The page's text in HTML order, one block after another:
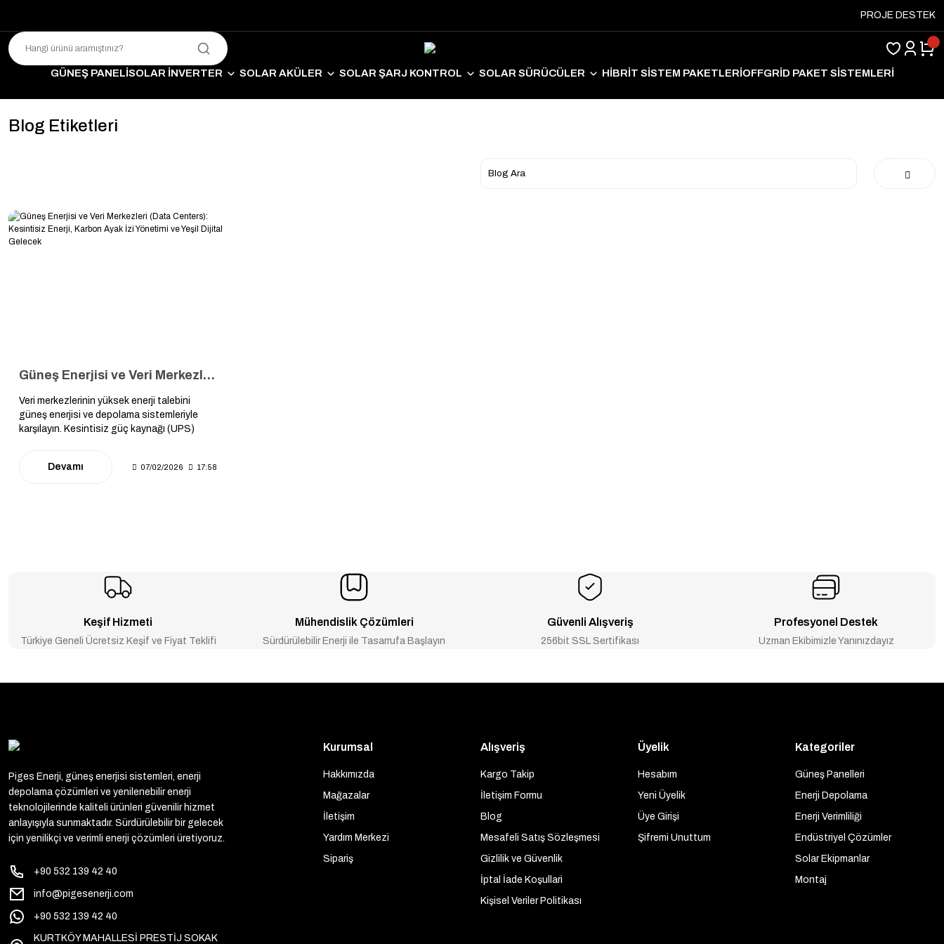
PROJE DESTEK
GÜNEŞ PANELİSOLAR İNVERTER SOLAR AKÜLER SOLAR ŞARJ KONTROL SOLAR SÜRÜCÜLER HİBRİT SİSTEM PAKETLERİOFFGRİD PAKET SİSTEMLERİ
Blog Etiketleri
Güneş Enerjisi ve Veri Merkezleri (Data Centers): Kesintisiz Enerji, Karbon Ayak İzi Yönetimi ve Yeşil Dijital Gelecek
Veri merkezlerinin yüksek enerji talebini
güneş enerjisi ve depolama sistemleriyle
karşılayın. Kesintisiz güç kaynağı (UPS)
rehberi.Devamı 07/02/2026 17:58
Keşif Hizmeti
Türkiye Geneli Ücretsiz Keşif ve Fiyat Teklifi
Mühendislik Çözümleri
Sürdürülebilir Enerji ile Tasarrufa Başlayın
Güvenli Alışveriş
256bit SSL Sertifikası
Profesyonel Destek
Uzman Ekibimizle Yanınızdayız
Piges Enerji, güneş enerjisi sistemleri, enerji
depolama çözümleri ve yenilenebilir enerji
teknolojilerinde kaliteli ürünleri güvenilir hizmet
anlayışıyla sunmaktadır. Sürdürülebilir bir gelecek
için yenilikçi ve verimli enerji çözümleri üretiyoruz.
+90 532 139 42 40
info@pigesenerji.com
+90 532 139 42 40
KURTKÖY MAHALLESİ PRESTİJ SOKAK
Kurumsal
Hakkımızda
Mağazalar
İletişim
Yardım Merkezi
Sipariş
Alışveriş
Kargo Takip
İletişim Formu
Blog
Mesafeli Satış Sözleşmesi
Gizlilik ve Güvenlik
İptal İade Koşullari
Kişisel Veriler Politikası
Üyelik
Hesabım
Yeni Üyelik
Üye Girişi
Şifremi Unuttum
Kategoriler
Güneş Panelleri
Enerji Depolama
Enerji Verimliliği
Endüstriyel Çözümler
Solar Ekipmanlar
Montaj